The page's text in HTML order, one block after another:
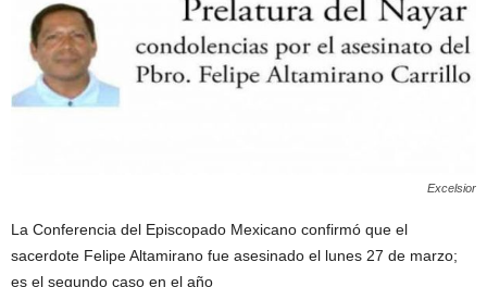
Excelsior
La Conferencia del Episcopado Mexicano confirmó que el
sacerdote Felipe Altamirano fue asesinado el lunes 27 de marzo;
es el segundo caso en el año